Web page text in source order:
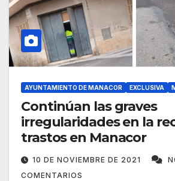
AYUNTAMIENTO DE MANACOR EXCLUSIVA
Continúan las graves
irregularidades en la
trastos en Manacor
10 DE NOVIEMBRE DE 2021
COMENTARIOS